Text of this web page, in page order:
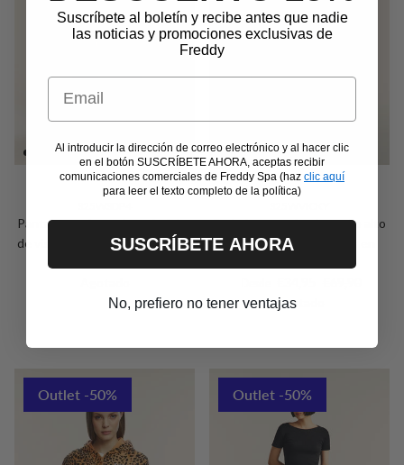
Pantalones deportivos de felpa
de viscosa con puños en el bajo
Precio de venta
Desde
Sudadera regular de cuello alto
con cremallera y ribetes en
Agotado
Outlet -50% Outlet -50%
Suscríbete al boletín y recibe antes que nadie
las noticias y promociones exclusivas de
Freddy
Email
Al introducir la dirección de correo electrónico y al hacer clic
en el botón SUSCRÍBETE AHORA, aceptas recibir
comunicaciones comerciales de Freddy Spa (haz clic aquí
para leer el texto completo de la política)
SUSCRÍBETE AHORA
No, prefiero no tener ventajas